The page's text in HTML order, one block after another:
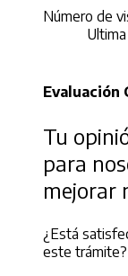
Número de
Evaluación
Tu
para
mejorar
¿Está
este trámite?